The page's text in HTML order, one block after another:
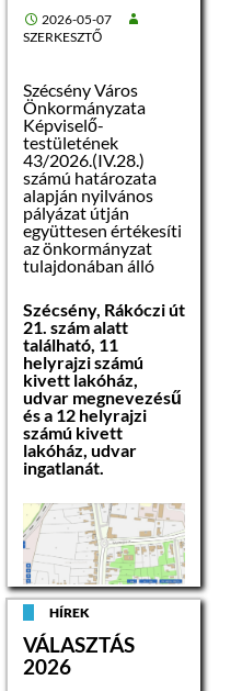
2026-05-07
SZERKESZTŐ
Szécsény Város
Önkormányzata
Képviselő-
testületének
43/2026.(IV.28.)
számú határozata
alapján nyilvános
pályázat útján
együttesen értékesíti
az önkormányzat
tulajdonában álló
Szécsény, Rákóczi út
21. szám alatt
található, 11
helyrajzi számú
kivett lakóház,
udvar megnevezésű
és a 12 helyrajzi
számú kivett
lakóház, udvar
ingatlanát.
A pályázati eljárás
tárgya:címe:
Szécsény, Rákóczi út
21.
HÍREK
VÁLASZTÁS
2026